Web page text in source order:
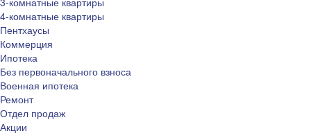
4-комнатные квартиры
Пентхаусы
Коммерция
Ипотека
Без первоначального взноса
Военная ипотека
Ремонт
Отдел продаж
Акции